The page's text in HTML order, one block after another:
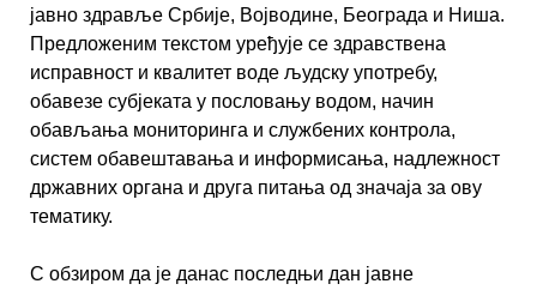
јавно здравље Србије, Војводине, Београда и Ниша.
Предложеним текстом уређује се здравствена
исправност и квалитет воде људску употребу,
обавезе субјеката у пословању водом, начин
обављања мониторинга и службених контрола,
систем обавештавања и информисања, надлежност
државних органа и друга питања од значаја за ову
тематику.
С обзиром да је данас последњи дан јавне